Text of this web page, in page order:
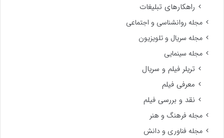
راهکارهای تبلیغات
مجله روانشناسی و اجتماعی
مجله سریال و تلویزیون
مجله سینمایی
تریلر فیلم و سریال
معرفی فیلم
نقد و بررسی فیلم
مجله فرهنگ و هنر
مجله فناوری و دانش